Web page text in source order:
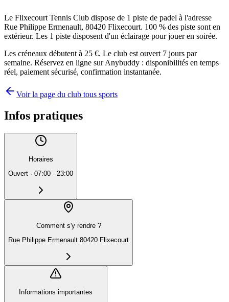
Le Flixecourt Tennis Club dispose de 1 piste de padel à l'adresse
Rue Philippe Ermenault, 80420 Flixecourt. 100 % des piste sont en
extérieur. Les 1 piste disposent d'un éclairage pour jouer en soirée.
Les créneaux débutent à 25 €. Le club est ouvert 7 jours par
semaine. Réservez en ligne sur Anybuddy : disponibilités en temps
réel, paiement sécurisé, confirmation instantanée.
Voir la page du club tous sports
Infos pratiques
Horaires
Ouvert · 07:00 - 23:00
Comment s'y rendre ?
Rue Philippe Ermenault 80420 Flixecourt
Informations importantes